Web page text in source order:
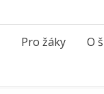
Pro žáky O